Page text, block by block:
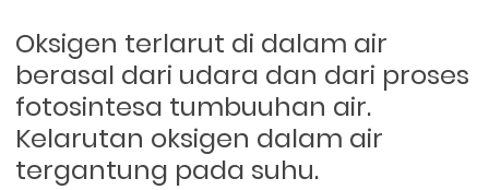
Oksigen terlarut di dalam air
berasal dari udara dan dari proses
fotosintesa tumbuuhan air.
Kelarutan oksigen dalam air
tergantung pada suhu.